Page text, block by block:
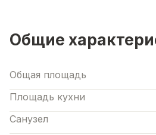
Общие
Общая площадь
Площадь кухни
Санузел